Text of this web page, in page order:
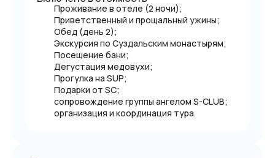
Проживание в отеле (2 ночи);
Приветственный и прощальный ужины;
Обед (день 2);
Экскурсия по Суздальским монастырям;
Посещение бани;
Дегустация медовухи;
Прогулка на SUP;
Подарки от SC;
сопровождение группы ангелом S-CLUB;
организация и координация тура.